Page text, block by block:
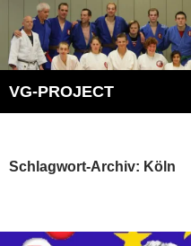
Inhalt
springen
VG-PROJECT
Schlagwort-Archiv: Köln